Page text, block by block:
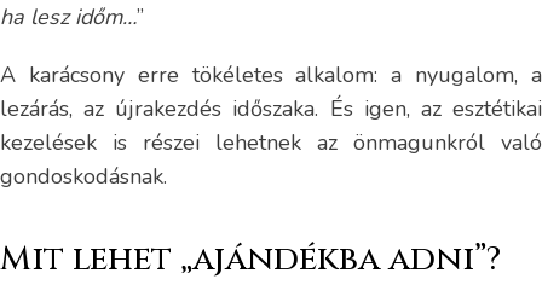
ha lesz időm…”
A karácsony erre tökéletes alkalom: a nyugalom, a
lezárás, az újrakezdés időszaka. És igen, az esztétikai
kezelések is részei lehetnek az önmagunkról való
gondoskodásnak.
Mit lehet „ajándékba adni”?